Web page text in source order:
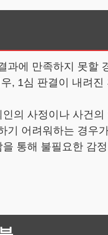
에 만족하지 못할
, 1심 판결이 내려
의 사정이나 사건
어려워하는 경우
통해 불필요한 감